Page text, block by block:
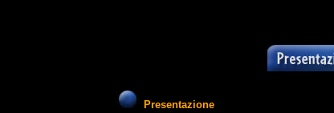
Presentazione